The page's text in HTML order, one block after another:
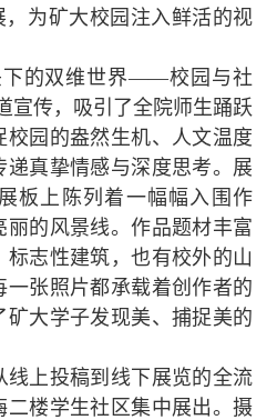
为矿大校园注入鲜活的视
下的双维世界——校园与社
宣传，吸引了全院师生踊跃
园的盎然生机、人文温度
递真挚情感与深度思考。展
板上陈列着一幅幅入围作
丽的风景线。作品题材丰富
志性建筑，也有校外的山
一张照片都承载着创作者的
矿大学子发现美、捕捉美的
线上投稿到线下展览的全流
二楼学生社区集中展出。摄